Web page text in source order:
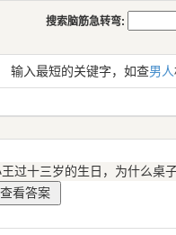
搜索脑筋急转弯:
输入最短的关键字，如查男人
过十三岁的生日，为什么桌